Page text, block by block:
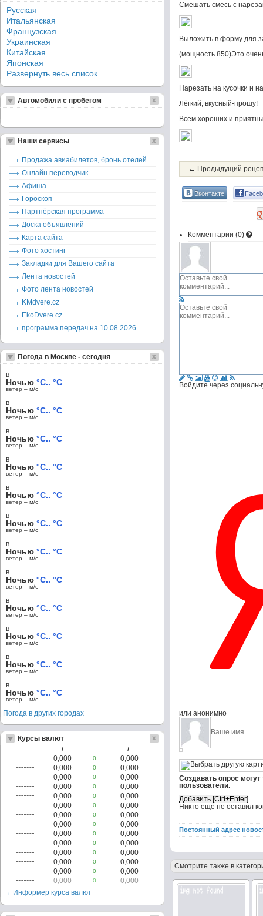
Смешать смесь с
Выложить в форму для
(мощность 850)Это
Нарезать на кусочки и
Лёгкий, вкусный-прошу!
Всем хороших и
← Предыдущий
Вконтакте
Комментарии (0)
Войдите через
или анонимно
Создавать опрос
пользователи.
Никто ещё не оставил
Постоянный адрес
Смотрите также в
Русская
Итальянская
Французская
Украинская
Китайская
Японская
Развернуть весь список
Автомобили с пробегом
Наши сервисы
Продажа авиабилетов, бронь отелей
Онлайн переводчик
Афиша
Гороскоп
Партнёрская программа
Доска объявлений
Карта сайта
Фото хостинг
Закладки для Вашего сайта
Лента новостей
Фото лента новостей
KMdvere.cz
EkoDvere.cz
программа передач на 10.08.2026
Погода в Москве - сегодня
в
Ночью °C.. °C
ветер – м/c
в
Ночью °C.. °C
ветер – м/c
в
Ночью °C.. °C
ветер – м/c
в
Ночью °C.. °C
ветер – м/c
в
Ночью °C.. °C
ветер – м/c
в
Ночью °C.. °C
ветер – м/c
в
Ночью °C.. °C
ветер – м/c
в
Ночью °C.. °C
ветер – м/c
в
Ночью °C.. °C
ветер – м/c
в
Ночью °C.. °C
ветер – м/c
в
Ночью °C.. °C
ветер – м/c
в
Ночью °C.. °C
ветер – м/c
Погода в других городах
Курсы валют
/ /
0,000 0
0,000
0,000
0
0,000
0,000
0
0,000
0,000
0
0,000
0,000
0
0,000
0,000
0
0,000
0,000
0
0,000
0,000
0
0,000
0,000
0
0,000
0,000
0
0,000
0,000
0
0,000
0,000
0
0,000
0,000
0
0,000
0,000
0
0,000
→ Информер курса валют